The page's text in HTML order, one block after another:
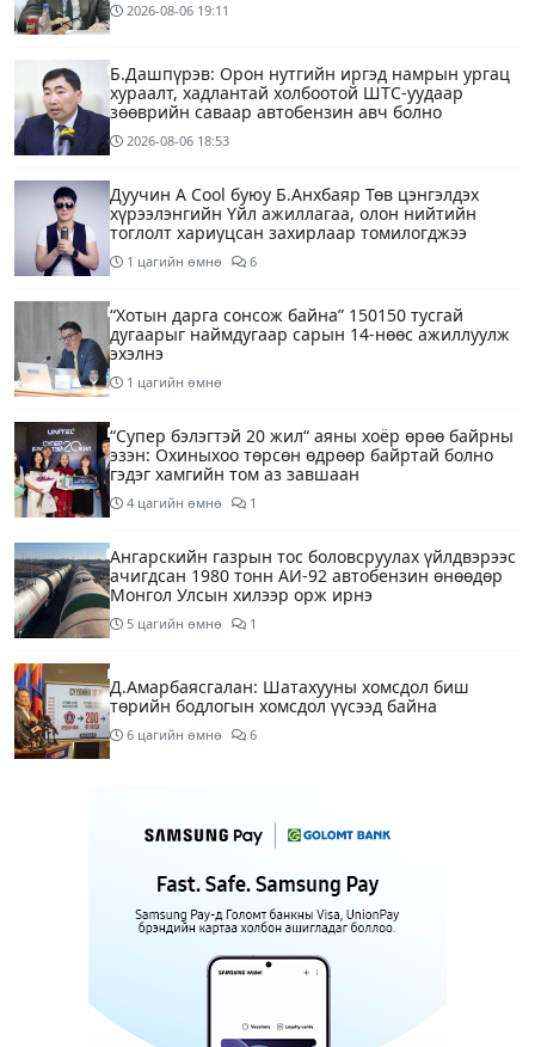
2026-08-06 19:11
Б.Дашпүрэв: Орон нутгийн иргэд намрын ургац
хураалт, хадлантай холбоотой ШТС-уудаар
зөөврийн саваар автобензин авч болно
2026-08-06 18:53
Дуучин A Cool буюу Б.Анхбаяр Төв цэнгэлдэх
хүрээлэнгийн Үйл ажиллагаа, олон нийтийн
тоглолт хариуцсан захирлаар томилогджээ
1 цагийн өмнө 6
“Хотын дарга сонсож байна” 150150 тусгай
дугаарыг наймдугаар сарын 14-нөөс ажиллуулж
эхэлнэ
1 цагийн өмнө
“Супер бэлэгтэй 20 жил“ аяны хоёр өрөө байрны
эзэн: Охиныхоо төрсөн өдрөөр байртай болно
гэдэг хамгийн том аз завшаан
4 цагийн өмнө 1
Ангарскийн газрын тос боловсруулах үйлдвэрээс
ачигдсан 1980 тонн АИ-92 автобензин өнөөдөр
Монгол Улсын хилээр орж ирнэ
5 цагийн өмнө 1
Д.Амарбаясгалан: Шатахууны хомсдол биш
төрийн бодлогын хомсдол үүсээд байна
6 цагийн өмнө 6
23:00 цагаас түр хааж, борооны ус зайлуулах
шугамын хөндлөн сэтэлгээ хийнэ
Нэгдүгээр ангид элсэгчдийн бүртгэлийг энэ
сарын 17-ноос E-Mongolia системээр зохион